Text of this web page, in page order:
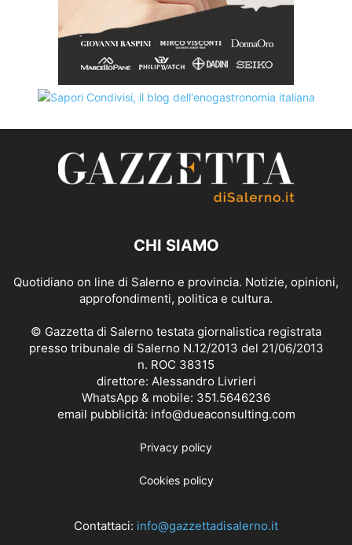
CHI SIAMO
Quotidiano on line di Salerno e provincia. Notizie, opinioni,
approfondimenti, politica e cultura.
© Gazzetta di Salerno testata giornalistica registrata
presso tribunale di Salerno N.12/2013 del 21/06/2013
n. ROC 38315
direttore: Alessandro Livrieri
WhatsApp & mobile: 351.5646236
email pubblicità: info@dueaconsulting.com
Privacy policy
Cookies policy
Contattaci: info@gazzettadisalerno.it